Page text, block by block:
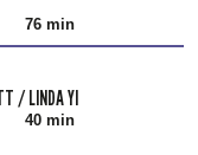
76 min
/ LINDA YI
40 min